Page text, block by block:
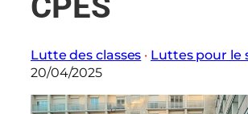
Lutte des classes · Luttes pour le
20/04/2025